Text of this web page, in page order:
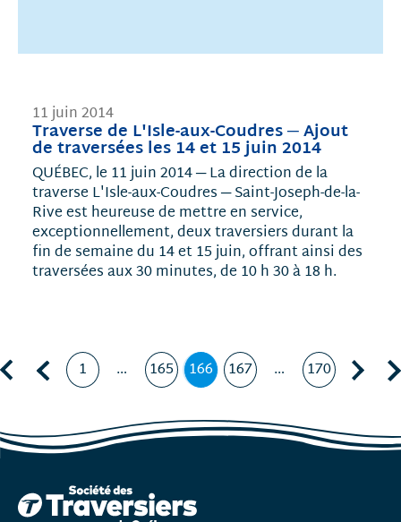
Traverse de L'Isle-aux-Coudres ─ Ajout
de traversées les 14 et 15 juin 2014
11 juin 2014
QUÉBEC, le 11 juin 2014 ─ La direction de la
traverse L'Isle-aux-Coudres ─ Saint-Joseph-de-la-
Rive est heureuse de mettre en service,
exceptionnellement, deux traversiers durant la
fin de semaine du 14 et 15 juin, offrant ainsi des
traversées aux 30 minutes, de 10 h 30 à 18 h.
Première page Page précédente, page Page
1 … Page
165 Page
166
,
page
Page
167 … Page
170 Page suivante, page 167